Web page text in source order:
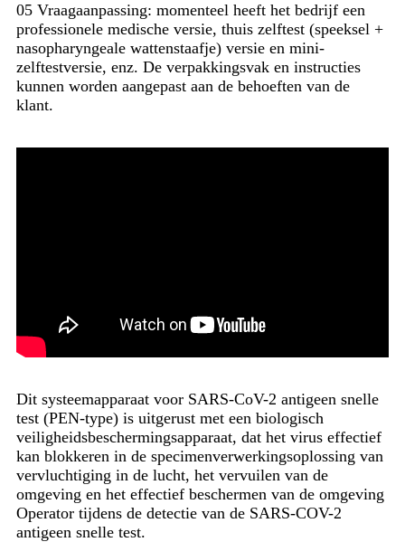
05 Vraagaanpassing: momenteel heeft het bedrijf een
professionele medische versie, thuis zelftest (speeksel +
nasopharyngeale wattenstaafje) versie en mini-
zelftestversie, enz. De verpakkingsvak en instructies
kunnen worden aangepast aan de behoeften van de
klant.
Dit systeemapparaat voor SARS-CoV-2 antigeen snelle
test (PEN-type) is uitgerust met een biologisch
veiligheidsbeschermingsapparaat, dat het virus effectief
kan blokkeren in de specimenverwerkingsoplossing van
vervluchtiging in de lucht, het vervuilen van de
omgeving en het effectief beschermen van de omgeving
Operator tijdens de detectie van de SARS-COV-2
antigeen snelle test.